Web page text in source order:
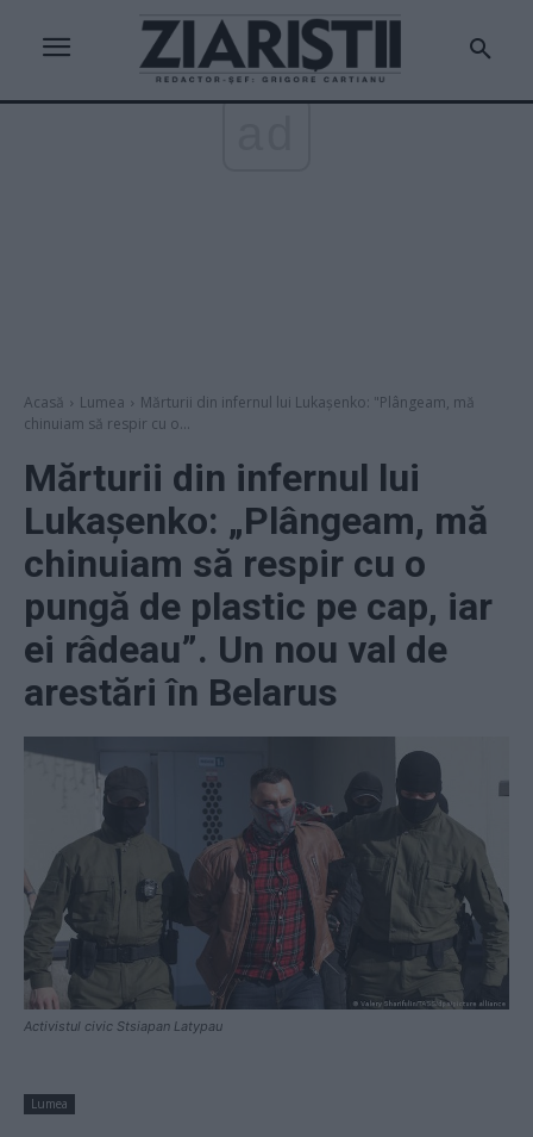
Acasă Lumea
Mărturii din infernul lui Lukașenko: "Plângeam, mă
chinuiam să respir cu o...
Mărturii din infernul lui
Lukașenko: „Plângeam, mă
chinuiam să respir cu o
pungă de plastic pe cap, iar
ei râdeau”. Un nou val de
arestări în Belarus
Activistul civic Stsiapan Latypau
Lumea